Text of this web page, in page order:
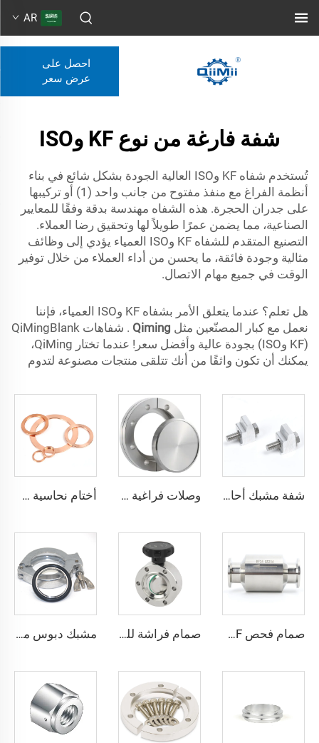
AR
احصل على
عرض سعر
شفة فارغة من نوع KF وISO
تُستخدم شفاه KF وISO العالية الجودة بشكل شائع في بناء
أنظمة الفراغ مع منفذ مفتوح من جانب واحد (1) أو تركيبها
على جدران الحجرة. هذه الشفاه مهندسة بدقة وفقًا للمعايير
الصناعية، مما يضمن عمرًا طويلاً لها وتحقيق رضا العملاء.
التصنيع المتقدم للشفاه KF وISO العمياء يؤدي إلى وظائف
مثالية وجودة فائقة، ما يحسن من أداء العملاء من خلال توفير
الوقت في جميع مهام الاتصال.
هل تعلم؟ عندما يتعلق الأمر بشفاه KF وISO العمياء، فإننا
نعمل مع كبار المصنّعين مثل Qiming
. شفاهات QiMingBlank
(KF وISO) بجودة عالية وأفضل سعر! عندما تختار QiMing،
يمكنك أن تكون واثقًا من أنك تتلقى منتجات مصنوعة لتدوم
شفة مشبك أحادية من الألومنيوم ISO-KF، مزودة بمقبض M6، وصلات فراغية أحادية الاتجاه من KF10-50، مشبك فراغي عالي الجودة من NW16-50 وصلات فراغية دوارة من الفولاذ المقاوم للصدأ عالية الجودة CF16-CF350 SS304 SS316L، وصلات دوارة ذات ثقوب عابرة/خيوط مترية/خيوط UNC أختام نحاسية خالية من الأوكسجين (OFHC) فراغ عالي جداً، غسالة معدنية خالية من الأوكسجين، تركيبات لشفاه CF16-CF350، وصلة نحاسية صلبة مستقيمة
صمام فحص KF من الفولاذ المقاوم للصدأ SS304/SS316L مع ختم FKM، جسم KF16-KF50، صمام اتجاه واحد سريع بشفاعة NW16-NW50 صمام فراشة للفراغ العالي CF35 من الفولاذ المقاوم للصدأ SS316L وSS304، صمام فراشة يعمل يدويًا مع لوحة دوارة وختم FKM، صمام فراشة للفراغ عالي الجودة مشبك دبوس مفرد مع حلقة مركزية وخاتم O (FKM/NBR/EPDM)، قطر NW25/NW40، مشبك تجهيز فراغي من الألومنيوم للصناعات شبه الموصلة KF16/KF25/KF40/KF50